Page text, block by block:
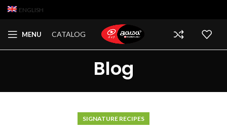
ENGLISH
MENU CATALOG
Blog
SIGNATURE RECIPES